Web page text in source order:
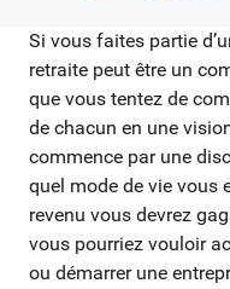
Si vous faites partie
retraite peut être un
que vous tentez de
de chacun en une
commence par une
quel mode de vie vous
revenu vous devrez
vous pourriez vouloir
ou démarrer une